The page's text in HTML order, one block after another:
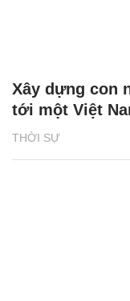
THỜI SỰ
Xây dựng con
tới một Việt